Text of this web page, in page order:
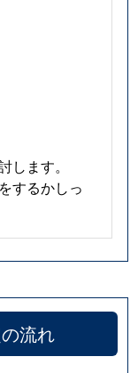
します。
するかしっ
流れ